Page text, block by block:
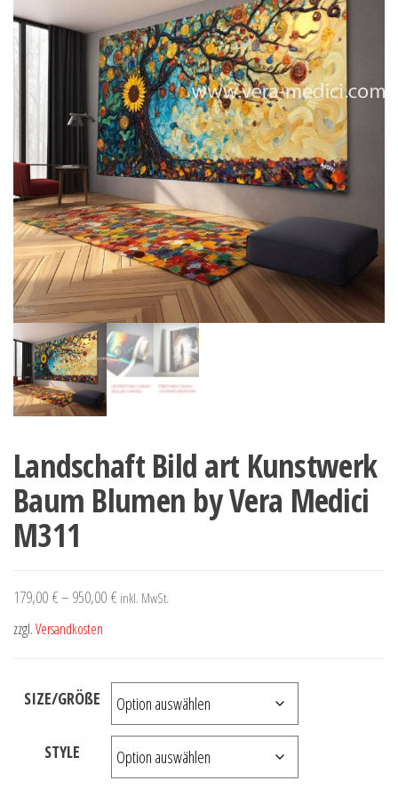
Landschaft Bild art Kunstwerk
Baum Blumen by Vera Medici
M311
179,00 €–950,00 € inkl. MwSt.
zzgl.Versandkosten
SIZE/GRÖßE
STYLE